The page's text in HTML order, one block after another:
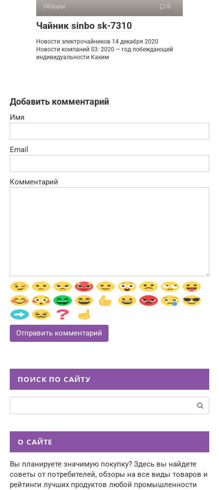
Обзоры 0
Чайник sinbo sk-7310
Новости электрочайников 14 декабря 2020
Новости компаний S3: 2020 — год побеждающей
индивидуальности Каким
Добавить комментарий
Имя
Email
Комментарий
ПОИСК ПО САЙТУ
Поиск:
О САЙТЕ
Вы планируете значимую покупку? Здесь вы найдете
советы от потребителей, обзоры на все виды товаров и
рейтинги лучших продуктов любой промышленности